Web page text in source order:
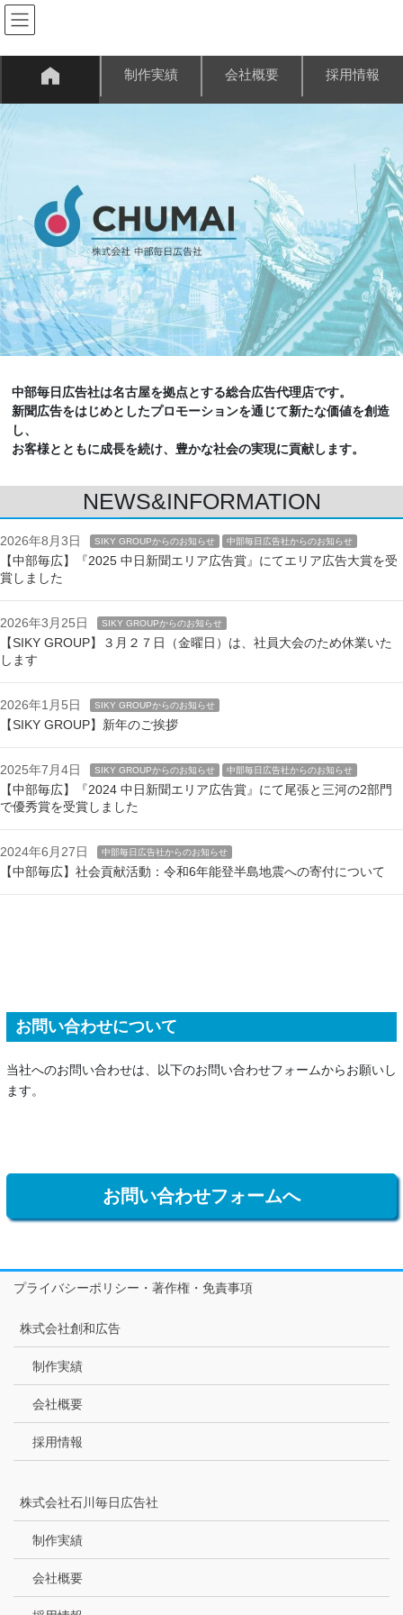
コ
ン
へ
ナ
ビ
ョ
制作実績 会社概要 採用情報
中部毎日広告社は名古屋を拠点とする総合広告代理店です。
新聞広告をはじめとしたプロモーションを通じて新たな価値を創造
し、
お客様とともに成長を続け、豊かな社会の実現に貢献します。
NEWS&INFORMATION
2026年8月3日 SIKY GROUPからのお知らせ 中部毎日広告社からのお知らせ
【中部毎広】『2025 中日新聞エリア広告賞』にてエリア広告大賞を受
賞しました
2026年3月25日 SIKY GROUPからのお知らせ
【SIKY GROUP】３月２７日（金曜日）は、社員大会のため休業いた
します
2026年1月5日 SIKY GROUPからのお知らせ
【SIKY GROUP】新年のご挨拶
2025年7月4日 SIKY GROUPからのお知らせ 中部毎日広告社からのお知らせ
【中部毎広】『2024 中日新聞エリア広告賞』にて尾張と三河の2部門
で優秀賞を受賞しました
2024年6月27日 中部毎日広告社からのお知らせ
【中部毎広】社会貢献活動：令和6年能登半島地震への寄付について
お問い合わせについて
当社へのお問い合わせは、以下のお問い合わせフォームからお願いし
ます。
お問い合わせフォームへ
プライバシーポリシー・著作権・免責事項
株式会社創和広告
制作実績
会社概要
採用情報
株式会社石川毎日広告社
制作実績
会社概要